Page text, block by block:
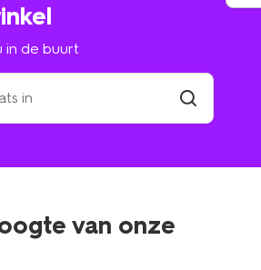
in de buurt
van onze